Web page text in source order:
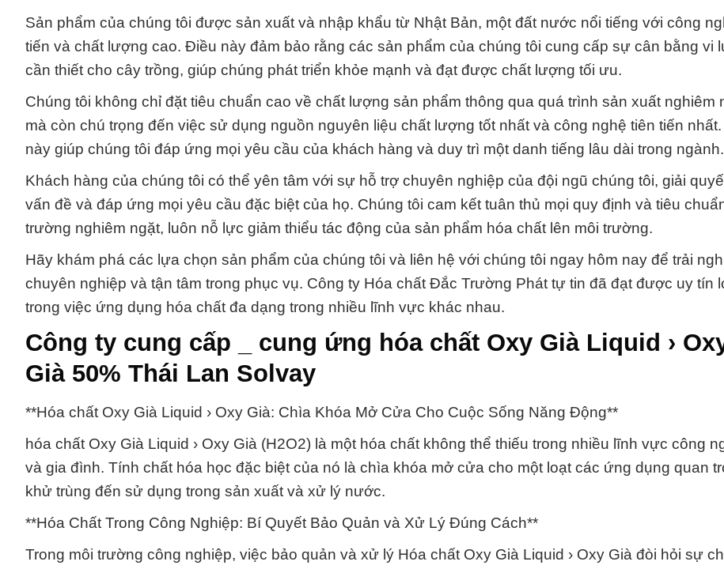
Sản phẩm của chúng tôi được sản xuất và nhập khẩu từ Nhật Bản, một đất nước nổi tiếng với công
tiến và chất lượng cao. Điều này đảm bảo rằng các sản phẩm của chúng tôi cung cấp sự cân bằng vi
cần thiết cho cây trồng, giúp chúng phát triển khỏe mạnh và đạt được chất lượng tối ưu.
Chúng tôi không chỉ đặt tiêu chuẩn cao về chất lượng sản phẩm thông qua quá trình sản xuất nghiêm
mà còn chú trọng đến việc sử dụng nguồn nguyên liệu chất lượng tốt nhất và công nghệ tiên tiến
này giúp chúng tôi đáp ứng mọi yêu cầu của khách hàng và duy trì một danh tiếng lâu dài trong ngành.
Khách hàng của chúng tôi có thể yên tâm với sự hỗ trợ chuyên nghiệp của đội ngũ chúng tôi, giải
vấn đề và đáp ứng mọi yêu cầu đặc biệt của họ. Chúng tôi cam kết tuân thủ mọi quy định và tiêu
trường nghiêm ngặt, luôn nỗ lực giảm thiểu tác động của sản phẩm hóa chất lên môi trường.
Hãy khám phá các lựa chọn sản phẩm của chúng tôi và liên hệ với chúng tôi ngay hôm nay để trải
chuyên nghiệp và tận tâm trong phục vụ. Công ty Hóa chất Đắc Trường Phát tự tin đã đạt được uy tín
trong việc ứng dụng hóa chất đa dạng trong nhiều lĩnh vực khác nhau.
Công ty cung cấp _ cung ứng hóa chất Oxy Già Liquid ›
Già 50% Thái Lan Solvay
**Hóa chất Oxy Già Liquid › Oxy Già: Chìa Khóa Mở Cửa Cho Cuộc Sống Năng Động**
hóa chất Oxy Già Liquid › Oxy Già (H2O2) là một hóa chất không thể thiếu trong nhiều lĩnh vực công
và gia đình. Tính chất hóa học đặc biệt của nó là chìa khóa mở cửa cho một loạt các ứng dụng quan
khử trùng đến sử dụng trong sản xuất và xử lý nước.
**Hóa Chất Trong Công Nghiệp: Bí Quyết Bảo Quản và Xử Lý Đúng Cách**
Trong môi trường công nghiệp, việc bảo quản và xử lý Hóa chất Oxy Già Liquid › Oxy Già đòi hỏi sự